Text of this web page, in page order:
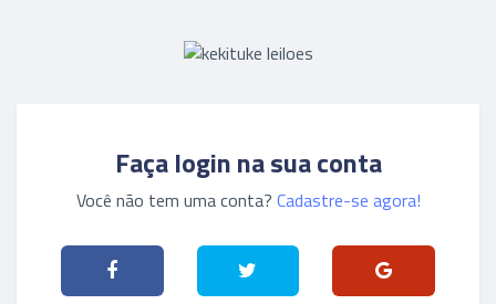
Faça login na sua conta
Você não tem uma conta? Cadastre-se agora!